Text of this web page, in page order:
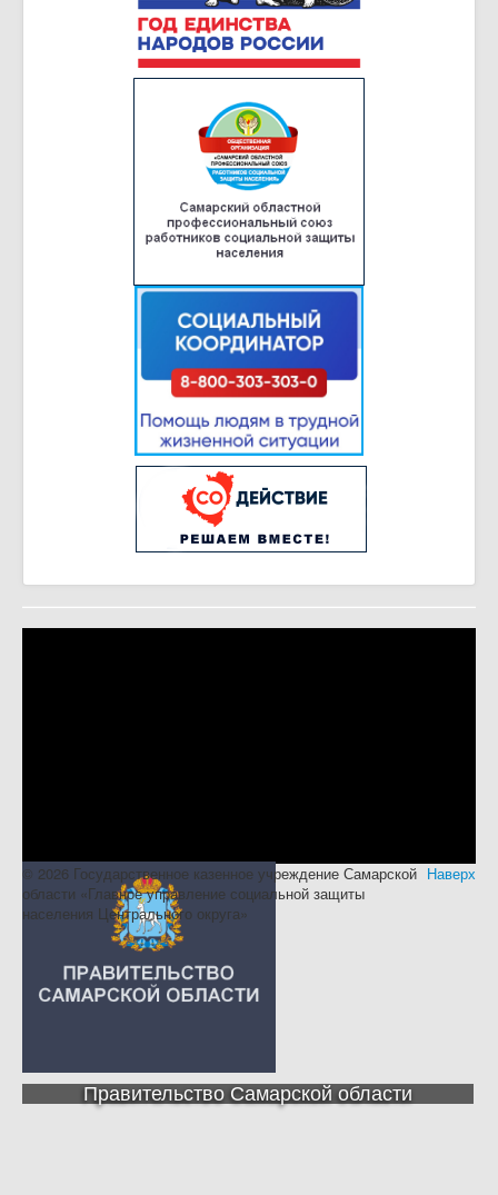
Правительство Самарской области
Наверх
© 2026 Государственное казенное учреждение Самарской
области «Главное управление социальной защиты
населения Центрального округа»